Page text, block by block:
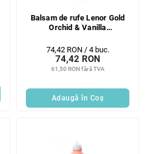
Balsam de rufe Lenor Gold
Orchid & Vanilla
61,50 RON fără TVA
74,42 RON
Evaluare
preţ:
74,42 RON / 4 buc.
Adaugă în Coş